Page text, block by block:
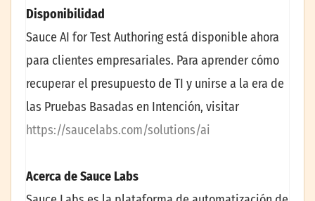
Disponibilidad
Sauce AI for Test Authoring está disponible ahora
para clientes empresariales. Para aprender cómo
recuperar el presupuesto de TI y unirse a la era de
las Pruebas Basadas en Intención, visitar
https://saucelabs.com/solutions/ai
Acerca de Sauce Labs